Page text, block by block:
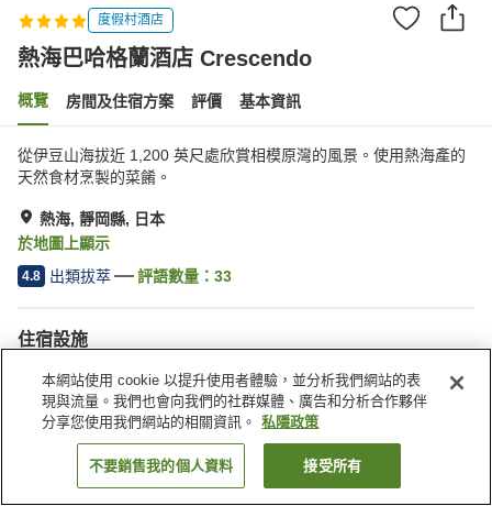
度假村酒店
熱海巴哈格蘭酒店 Crescendo
概覽 房間及住宿方案 評價 基本資訊
從伊豆山海拔近 1,200 英尺處欣賞相模原灣的風景。使用熱海產的
天然食材烹製的菜餚。
熱海, 靜岡縣, 日本
於地圖上顯示
4.8 出類拔萃 評語數量： 33
住宿設施
停車場
桑拿
水療/美容院
餐廳
找客房
本網站使用 cookie 以提升使用者體驗，並分析我們網站的表
現與流量。我們也會向我們的社群媒體、廣告和分析合作夥伴
分享您使用我們網站的相關資訊。
私隱政策
不要銷售我的個人資料 接受所有